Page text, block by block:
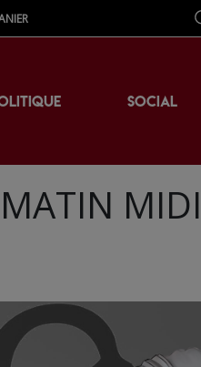
SOCIAL